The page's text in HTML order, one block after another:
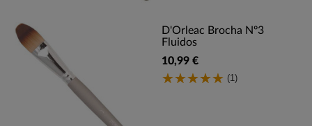
D'Orleac Brocha Nº3
Fluidos
10,99 €
(1)